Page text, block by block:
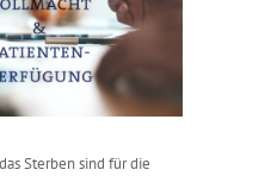
Sterben sind für die